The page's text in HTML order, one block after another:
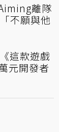
離隊
不願與他
這款遊戲
元開發者